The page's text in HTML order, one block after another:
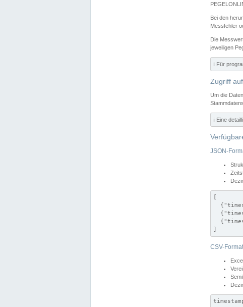
Bei den
Messfehler
Die
jeweiligen
ℹ️ Für
Zugriff
Um die
ℹ️ Eine
JSON-
[
]
CSV-Format